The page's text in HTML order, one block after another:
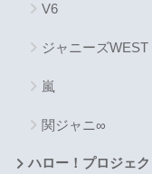
V6
ジャニーズWEST
嵐
関ジャニ∞
ハロー！プロジェク